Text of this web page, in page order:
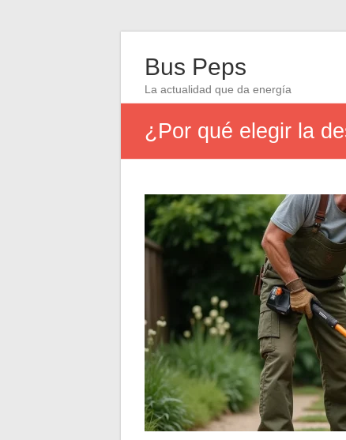
Bus Peps
La actualidad que da energía
¿Por qué elegir la